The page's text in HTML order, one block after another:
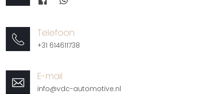
Telefoon
+31 614611738
E-mail
info@vdc-automotive.nl